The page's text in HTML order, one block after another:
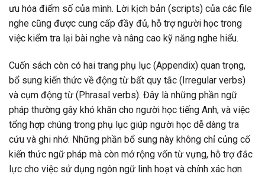
ưu hóa điểm số của mình. Lời kịch bản (scripts) của các file
nghe cũng được cung cấp đầy đủ, hỗ trợ người học trong
việc kiểm tra lại bài nghe và nâng cao kỹ năng nghe hiểu.
Cuốn sách còn có hai trang phụ lục (Appendix) quan trọng,
bổ sung kiến thức về động từ bất quy tắc (Irregular verbs)
và cụm động từ (Phrasal verbs). Đây là những phần ngữ
pháp thường gây khó khăn cho người học tiếng Anh, và việc
tổng hợp chúng trong phụ lục giúp người học dễ dàng tra
cứu và ghi nhớ. Những phần bổ sung này không chỉ củng cố
kiến thức ngữ pháp mà còn mở rộng vốn từ vựng, hỗ trợ đắc
lực cho việc sử dụng ngôn ngữ linh hoạt và chính xác hơn